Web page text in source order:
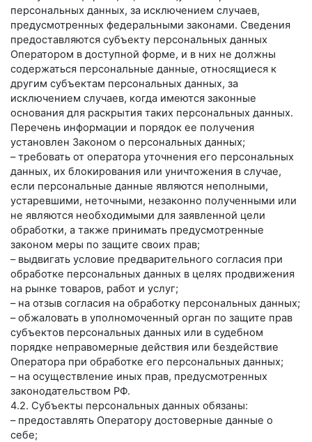
персональных данных, за исключением случаев,
предусмотренных федеральными законами. Сведения
предоставляются субъекту персональных данных
Оператором в доступной форме, и в них не должны
содержаться персональные данные, относящиеся к
другим субъектам персональных данных, за
исключением случаев, когда имеются законные
основания для раскрытия таких персональных данных.
Перечень информации и порядок ее получения
установлен Законом о персональных данных;
– требовать от оператора уточнения его персональных
данных, их блокирования или уничтожения в случае,
если персональные данные являются неполными,
устаревшими, неточными, незаконно полученными или
не являются необходимыми для заявленной цели
обработки, а также принимать предусмотренные
законом меры по защите своих прав;
– выдвигать условие предварительного согласия при
обработке персональных данных в целях продвижения
на рынке товаров, работ и услуг;
– на отзыв согласия на обработку персональных данных;
– обжаловать в уполномоченный орган по защите прав
субъектов персональных данных или в судебном
порядке неправомерные действия или бездействие
Оператора при обработке его персональных данных;
– на осуществление иных прав, предусмотренных
законодательством РФ.
4.2. Субъекты персональных данных обязаны:
– предоставлять Оператору достоверные данные о
себе;